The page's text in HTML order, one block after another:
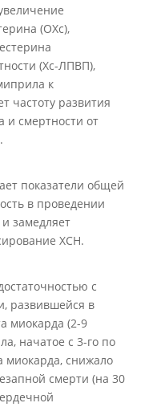
(ОХс),
(Хс-ЛПВП),
к
частоту развития
и смертности от
показатели общей
в проведении
замедляет
ХСН.
с
развившейся в
миокарда (2-9
начатое с 3-го по
миокарда, снижало
смерти (на 30